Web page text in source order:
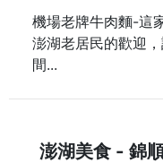
機場老牌牛肉麵-這
澎湖老居民的歡迎
間...
澎湖美食 - 錦